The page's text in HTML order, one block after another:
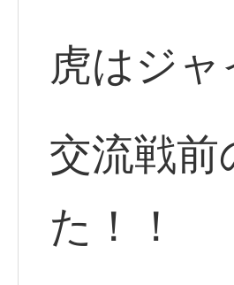
虎はジ
交流戦
た！！